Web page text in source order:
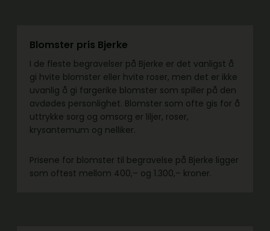
Blomster pris Bjerke
I de fleste begravelser på Bjerke er det vanligst å
gi hvite blomster eller hvite roser, men det er ikke
uvanlig å gi fargerike blomster som spiller på den
avdødes personlighet. Blomster som ofte gis for å
uttrykke sorg og omsorg er liljer, roser,
krysantemum og nelliker.
Prisene for blomster til begravelse på Bjerke ligger
som oftest mellom 400,– og 1.300,– kroner.